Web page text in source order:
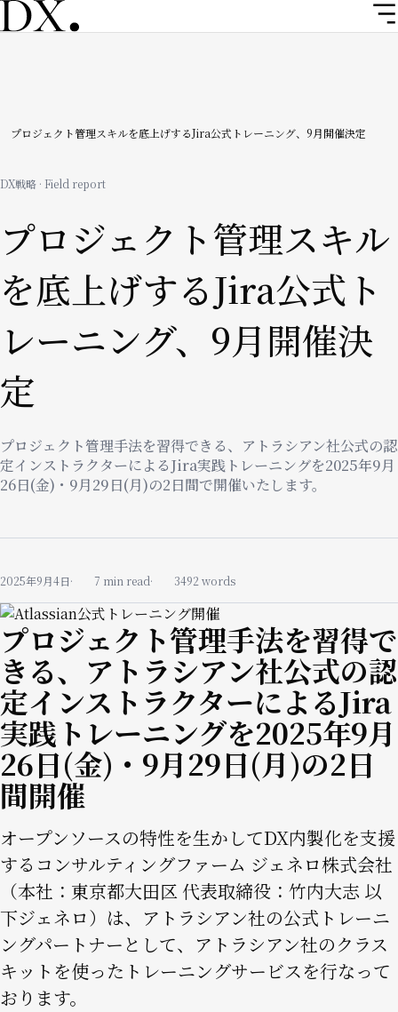
メ
イ
ン
移
パ
ン
ず
プロジェクト管理スキルを底上げするJira公式トレーニング、9月開催決定
DX戦略 · Field report
プロジェクト管理スキル
を底上げするJira公式ト
レーニング、9月開催決
定
プロジェクト管理手法を習得できる、アトラシアン社公式の認
定インストラクターによるJira実践トレーニングを2025年9月
26日(金)・9月29日(月)の2日間で開催いたします。
2025年9月4日 7 min read 3492 words
Image
プロジェクト管理手法を習得で
きる、アトラシアン社公式の認
定インストラクターによるJira
実践トレーニングを2025年9月
26日(金)・9月29日(月)の2日
間開催
オープンソースの特性を生かしてDX内製化を支援
するコンサルティングファーム ジェネロ株式会社
（本社：東京都大田区 代表取締役：竹内大志 以
下ジェネロ）は、アトラシアン社の公式トレーニ
ングパートナーとして、アトラシアン社のクラス
キットを使ったトレーニングサービスを行なって
おります。